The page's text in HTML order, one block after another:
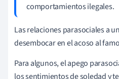
comportamientos ilegales.
Las relaciones parasociales a
desembocar en el acoso al
Para algunos, el apego
los sentimientos de soledad y